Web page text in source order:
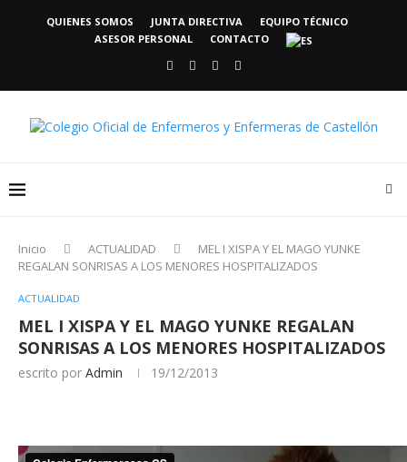
QUIENES SOMOS JUNTA DIRECTIVA
EQUIPO TÉCNICO
ASESOR PERSONAL
CONTACTO
Inicio ACTUALIDAD
MEL I XISPA Y EL MAGO YUNKE
REGALAN SONRISAS A LOS MENORES HOSPITALIZADOS
ACTUALIDAD
MEL I XISPA Y EL MAGO YUNKE REGALAN
SONRISAS A LOS MENORES HOSPITALIZADOS
escrito por Admin 19/12/2013